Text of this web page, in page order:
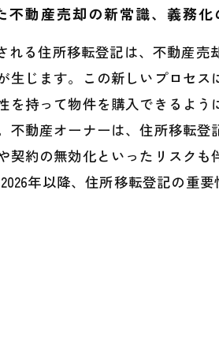
不動産売却の新常識、義務
れる住所移転登記は、不動産
生じます。この新しいプロセ
を持って物件を購入できるよ
不動産オーナーは、住所移転
契約の無効化といったリスク
年以降、住所移転登記の重